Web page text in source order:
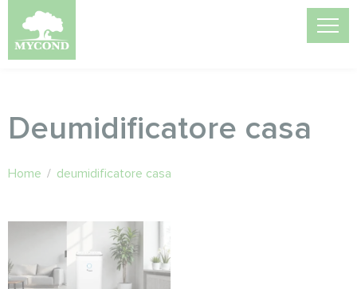
Deumidificatore casa
Home / deumidificatore casa